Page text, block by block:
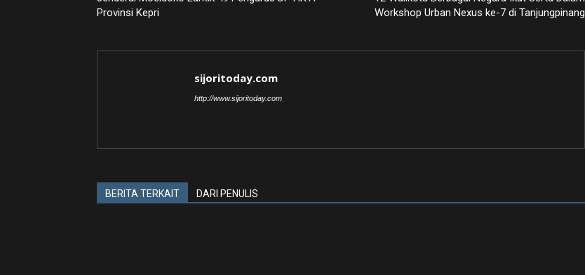
Provinsi Kepri
Workshop Urban Nexus ke-7 di Tanjungpinang
sijoritoday.com
http://www.sijoritoday.com
BERITA TERKAIT DARI PENULIS